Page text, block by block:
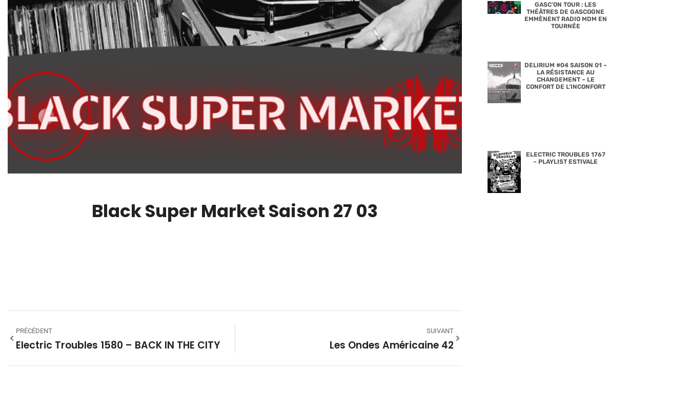
Black Super Market Saison 27 03
PRÉCÉDENT
Electric Troubles 1580 – BACK IN THE CITY
SUIVANT
Les Ondes Américaine 42
GASC’ON TOUR : LES
THÉÂTRES DE GASCOGNE
EMMÈNENT RADIO MDM EN
TOURNÉE
DELIRIUM #04 SAISON 01 –
LA RÉSISTANCE AU
CHANGEMENT – LE
CONFORT DE L’INCONFORT
ELECTRIC TROUBLES 1767
– PLAYLIST ESTIVALE